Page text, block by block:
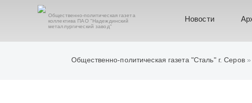
Общественно-политическая газета
коллектива ПАО "Надеждинский
металлургический завод"
Новости
Общественно-политическая газета "Сталь" г. Серов»